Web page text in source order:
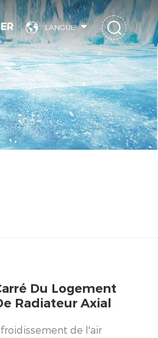
LANGUE
Du Logement
Radiateur Axial
de l'air